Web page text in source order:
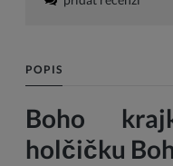
POPIS
Boho
holčičku